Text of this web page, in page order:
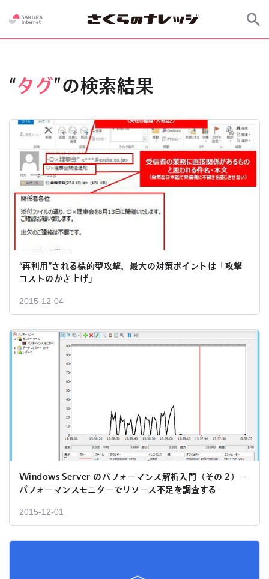
“タグ”の検索結果
“再利用”される標的型攻撃。最大の対策ポイントは「攻撃
コストのかさ上げ」
2015-12-04
Windows Server のパフォーマンス解析入門（その２） -
パフォーマンスモニターでリソース不足を調査する-
2015-12-01